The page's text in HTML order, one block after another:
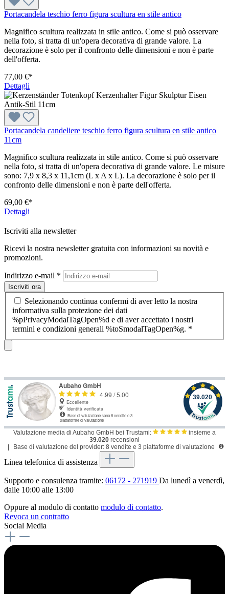
Portacandela teschio ferro figura scultura en stile antico
Magnifico scultura realizzata in stile antico. Come si può osservare
nella foto, si tratta di un'opera decorativa di grande valore. La
decorazione è solo per il confronto delle dimensioni e non è parte
dell'offerta.
77,00 €*
Dettagli
Portacandela candeliere teschio ferro figura scultura en stile antico
11cm
Magnifico scultura realizzata in stile antico. Come si può osservare
nella foto, si tratta di un'opera decorativa di grande valore. Le misure
sono: 7,9 x 8,3 x 11,1cm (L x A x L). La decorazione è solo per il
confronto delle dimensioni e non è parte dell'offerta.
69,00 €*
Dettagli
Iscriviti alla newsletter
Ricevi la nostra newsletter gratuita con informazioni su novità e
promozioni.
Indirizzo e-mail *
Iscriviti ora
Selezionando continua confermi di aver letto la nostra
informativa sulla protezione dei dati
%pPrivacyModalTagOpen%d e di aver accettato i nostri
termini e condizioni generali %toSmodalTagOpen%g. *
Valutazione media di Aubaho GmbH bei Trustami:
insieme a
39.020 recensioni
Base di valutazione del provider: 8 vendite e 3 piattaforme di valutazione
Linea telefonica di assistenza
Supporto e consulenza tramite: 06172 - 271919 Da lunedì a venerdì,
dalle 10:00 alle 13:00
Oppure al modulo di contatto modulo di contatto.
Revoca un contratto
Social Media